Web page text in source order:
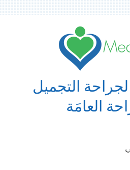
التجميل
العامَة